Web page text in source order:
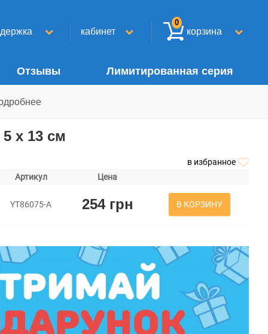
кабинет корзина
0
Отзывы Лимитированная серия
х 13 см
в избранное
Артикул Цена
YT86075-A 254 грн В КОРЗИНУ